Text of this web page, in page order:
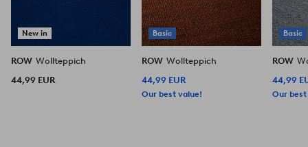
New in
ROW Wollteppich
44,99 EUR
Basic
ROW Wollteppich
44,99 EUR
Our best value!
Basic
ROW
44,99
Our